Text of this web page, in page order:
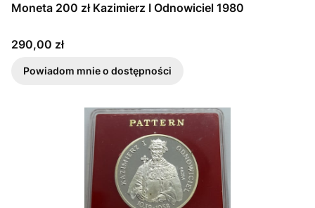
Moneta 200 zł Kazimierz I Odnowiciel 1980
Cena
290,00 zł
Powiadom mnie o dostępności